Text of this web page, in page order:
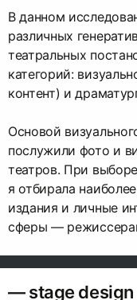
В данном
различных
театральных
категорий:
контент) и
Основой
послужили фото и
театров. При
я отбирала
издания и личные
сферы —
— stage design